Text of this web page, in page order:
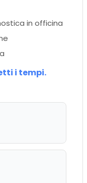
in officina
i tempi.